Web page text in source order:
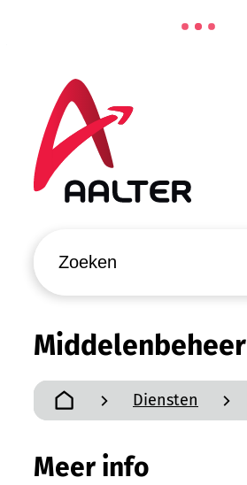
Aalter
Middelenbeheer
Startpagina
Diensten
Meer info